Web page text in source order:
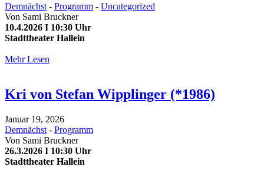
Demnächst - Programm - Uncategorized
Von Sami Bruckner
10.4.2026 I 10:30 Uhr
Stadttheater Hallein
Mehr Lesen
Kri von Stefan Wipplinger (*1986)
Januar 19, 2026
Demnächst - Programm
Von Sami Bruckner
26.3.2026 I 10:30 Uhr
Stadttheater Hallein